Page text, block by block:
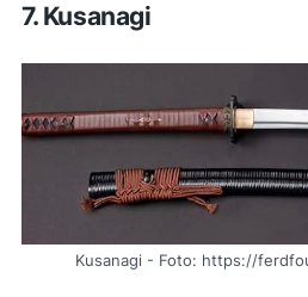
7. Kusanagi
Kusanagi - Foto: https://